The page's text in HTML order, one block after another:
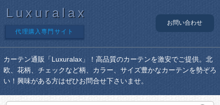
Luxuralax
代理購入専門サイト
お問い合わせ
カーテン通販「Luxuralax」！高品質のカーテンを激安でご提供。北
欧、花柄、チェックなど柄、カラー、サイズ豊かなカーテンを勢ぞろ
い！興味がある方はぜひお問合せ下さいませ。